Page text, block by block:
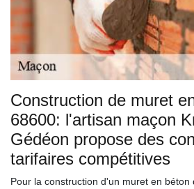
Construction de muret
68600: l'artisan maçon
Gédéon propose des
tarifaires compétitives
Pour la construction d'un muret en